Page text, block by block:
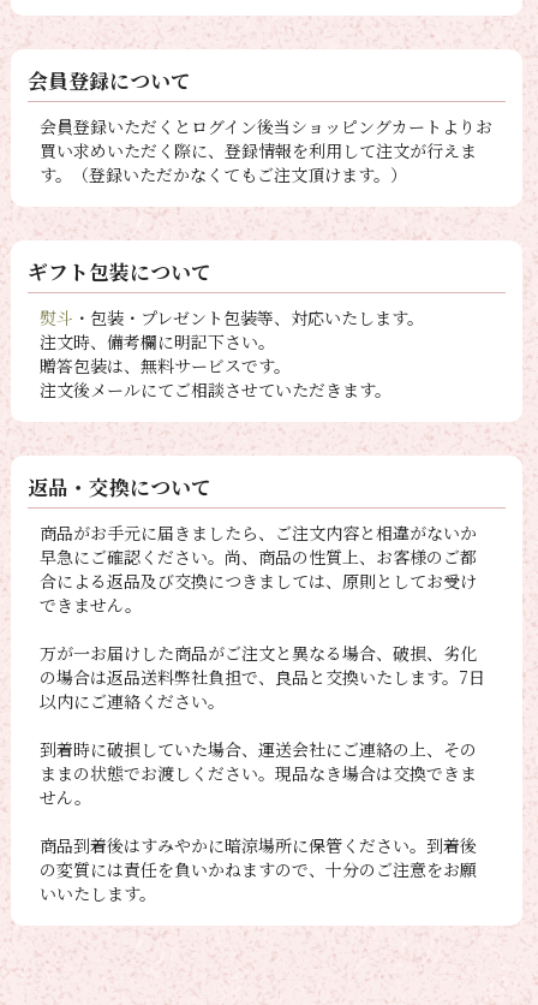
会員登録について
会員登録いただくとログイン後当ショッピングカートよりお
買い求めいただく際に、登録情報を利用して注文が行えま
す。（登録いただかなくてもご注文頂けます。）
ギフト包装について
熨斗 ・包装・プレゼント包装等、対応いたします。
注文時、備考欄に明記下さい。
贈答包装は、無料サービスです。
注文後メールにてご相談させていただきます。
返品・交換について
商品がお手元に届きましたら、ご注文内容と相違がないか
早急にご確認ください。尚、商品の性質上、お客様のご都
合による返品及び交換につきましては、原則としてお受け
できません。
万が一お届けした商品がご注文と異なる場合、破損、劣化
の場合は返品送料弊社負担で、良品と交換いたします。7日
以内にご連絡ください。
到着時に破損していた場合、運送会社にご連絡の上、その
ままの状態でお渡しください。現品なき場合は交換できま
せん。
商品到着後はすみやかに暗涼場所に保管ください。到着後
の変質には責任を負いかねますので、十分のご注意をお願
いいたします。